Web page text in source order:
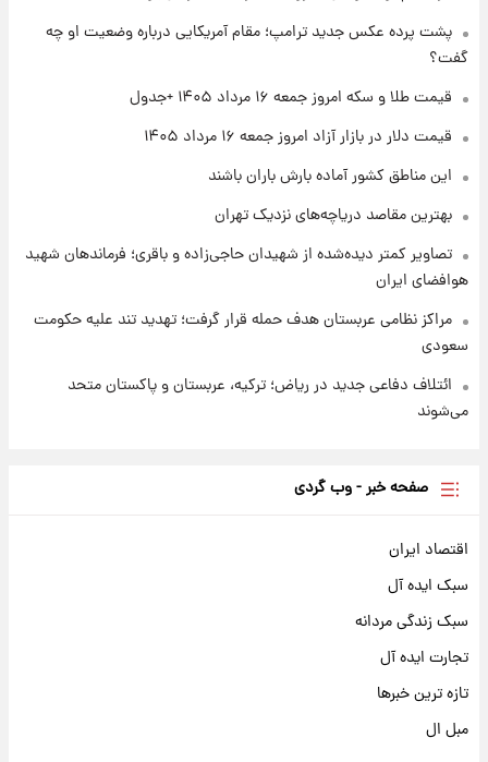
۱ روز پیش
۱ روز پیش
شد
پشت پرده عکس جدید ترامپ؛ مقام آمریکایی درباره وضعیت او چه
گفت؟
قیمت طلا و سکه امروز جمعه ۱۶ مرداد ۱۴۰۵ +جدول
قیمت دلار در بازار آزاد امروز جمعه ۱۶ مرداد ۱۴۰۵
این مناطق کشور آماده بارش باران باشند
بهترین مقاصد دریاچه‌های نزدیک تهران
تصاویر کمتر دیده‌شده از شهیدان حاجی‌زاده و باقری؛ فرماندهان شهید
هوافضای ایران
مراکز نظامی عربستان هدف حمله قرار گرفت؛ تهدید تند علیه حکومت
سعودی
ائتلاف دفاعی جدید در ریاض؛ ترکیه، عربستان و پاکستان متحد
می‌شوند
صفحه خبر - وب گردی
اقتصاد ایران
سبک ایده آل
سبک زندگی مردانه
تجارت ایده آل
تازه ترین خبرها
مبل ال